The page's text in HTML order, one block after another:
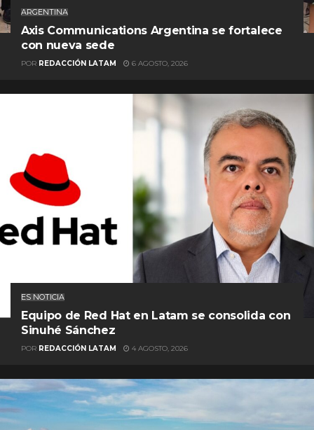
ARGENTINA
Axis Communications Argentina se fortalece
con nueva sede
POR REDACCIÓN LATAM 6 AGOSTO, 2026
ES NOTICIA
Equipo de Red Hat en Latam se consolida con
Sinuhé Sánchez
POR REDACCIÓN LATAM 4 AGOSTO, 2026